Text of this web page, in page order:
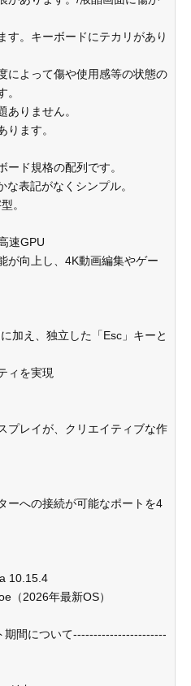
す。キーボードにテカリがあり
によって傷や使用感等の状態の
。
りません。
ます。
ド規格の配列です。
表記がなくシンプル。
。
速GPU
が向上し、4K動画編集やゲー
加え、独立した「Esc」キーと
ィを実現
プレイが、クリエイティブな作
ーへの接続が可能なポートを4
10.15.4
（2026年最新OS）
間について-----------------------